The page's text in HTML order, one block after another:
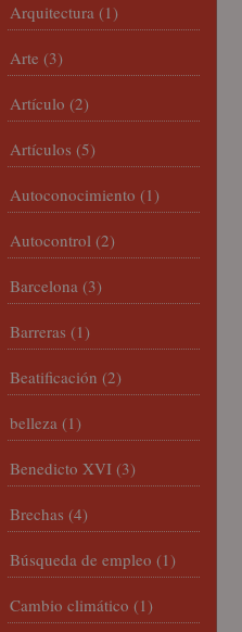
Arquitectura (1)
Arte (3)
Artículo (2)
Artículos (5)
Autoconocimiento (1)
Autocontrol (2)
Barcelona (3)
Barreras (1)
Beatificación (2)
belleza (1)
Benedicto XVI (3)
Brechas (4)
Búsqueda de empleo (1)
Cambio climático (1)